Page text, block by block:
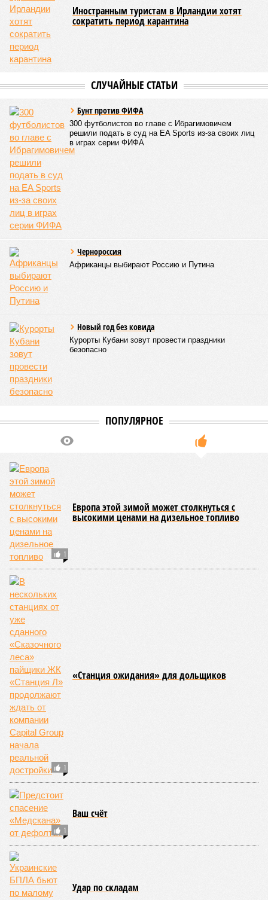
Иностранным туристам в Ирландии хотят
сократить период карантина
СЛУЧАЙНЫЕ СТАТЬИ
Бунт против ФИФА
300 футболистов во главе с Ибрагимовичем
решили подать в суд на EA Sports из-за своих лиц
в играх серии ФИФА
Чернороссия
Африканцы выбирают Россию и Путина
Новый год без ковида
Курорты Кубани зовут провести праздники
безопасно
ПОПУЛЯРНОЕ
1
Европа этой зимой может столкнуться с
высокими ценами на дизельное топливо
1
«Станция ожидания» для дольщиков
1
Ваш счёт
Удар по складам